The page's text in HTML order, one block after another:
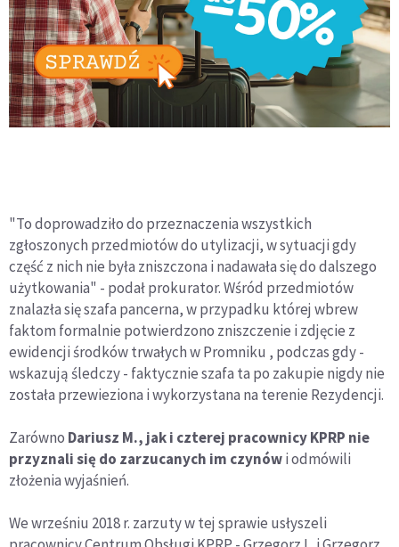
"To doprowadziło do przeznaczenia wszystkich
zgłoszonych przedmiotów do utylizacji, w sytuacji gdy
część z nich nie była zniszczona i nadawała się do dalszego
użytkowania" - podał prokurator. Wśród przedmiotów
znalazła się szafa pancerna, w przypadku której wbrew
faktom formalnie potwierdzono zniszczenie i zdjęcie z
ewidencji środków trwałych w Promniku , podczas gdy -
wskazują śledczy - faktycznie szafa ta po zakupie nigdy nie
została przewieziona i wykorzystana na terenie Rezydencji.
Zarówno Dariusz M., jak i czterej pracownicy KPRP nie
przyznali się do zarzucanych im czynówi odmówili
złożenia wyjaśnień.
We wrześniu 2018 r. zarzuty w tej sprawie usłyszeli